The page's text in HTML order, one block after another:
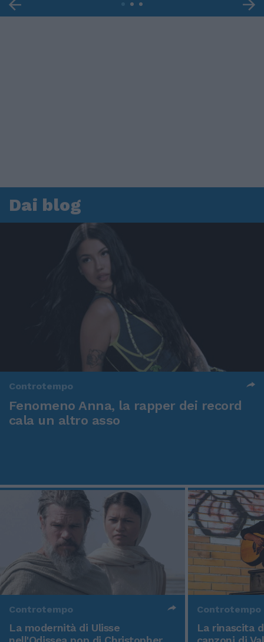
Dai blog
Controtempo
Fenomeno Anna, la rapper dei record
cala un altro asso
Controtempo
La modernità di Ulisse
Controtempo
La rinascita